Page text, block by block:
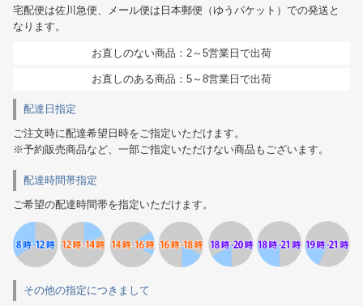
宅配便は佐川急便、メール便は日本郵便（ゆうパケット）での発送と
なります。
お直しのない商品：2～5営業日で出荷
お直しのある商品：5～8営業日で出荷
配達日指定
ご注文時に配達希望日時をご指定いただけます。
※予約販売商品など、一部ご指定いただけない商品もございます。
配達時間帯指定
ご希望の配達時間帯を指定いただけます。
その他の指定につきまして